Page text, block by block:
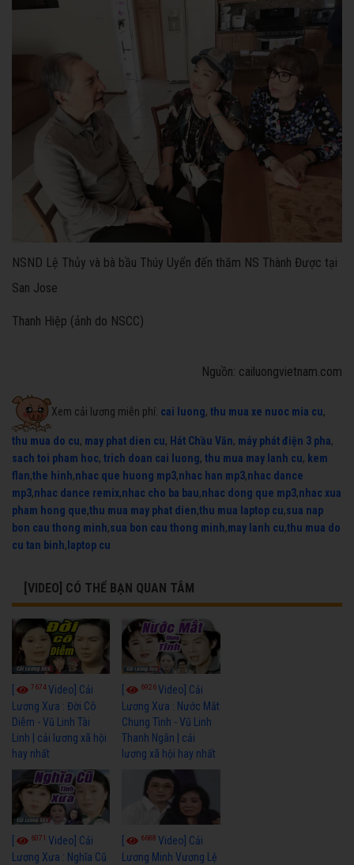
NSND Lệ Thủy và bà bầu Thúy Uyển đến thăm NS Thành Được tại
San Jose
Thanh Hiệp (ảnh do NSCC)
Nguồn: cailuongvietnam.com
Xem cải lương miễn phí: cai luong, thu mua xe nuoc mia cu,
thu mua do cu, may phat dien cu, Hát Chầu Văn, máy phát điện 3 pha,
sach toi pham hoc, trich doan cai luong, thu mua may lanh cu, kem
flan,the hinh,nhac que huong mp3,nhac han mp3,nhac dance
mp3,nhac dance remix,nhac cho ba bau,nhac dong que mp3,nhac xua
pham hong que,thu mua may phat dien,thu mua laptop cu,sua nap
bon cau thong minh,sua bon cau thong minh,may lanh cu,thu mua do
cu tan binh, laptop cu
[VIDEO] CÓ THỂ BẠN QUAN TÂM
7674Video] Cải
Lương Xưa : Đời Cô
Diễm - Vũ Linh Tài
Linh | cải lương xã hội
hay nhất
6926Video] Cải
Lương Xưa : Nước Mắt
Chung Tình - Vũ Linh
Thanh Ngân | cải
lương xã hội hay nhất
6071 Video] Cải
Lương Xưa : Nghĩa Cũ
6688Video] Cải
Lương Minh Vương Lệ